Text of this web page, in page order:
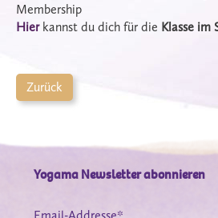
Membership
Hier kannst du dich für die Klasse im
Zurück
Yogama Newsletter abonnieren